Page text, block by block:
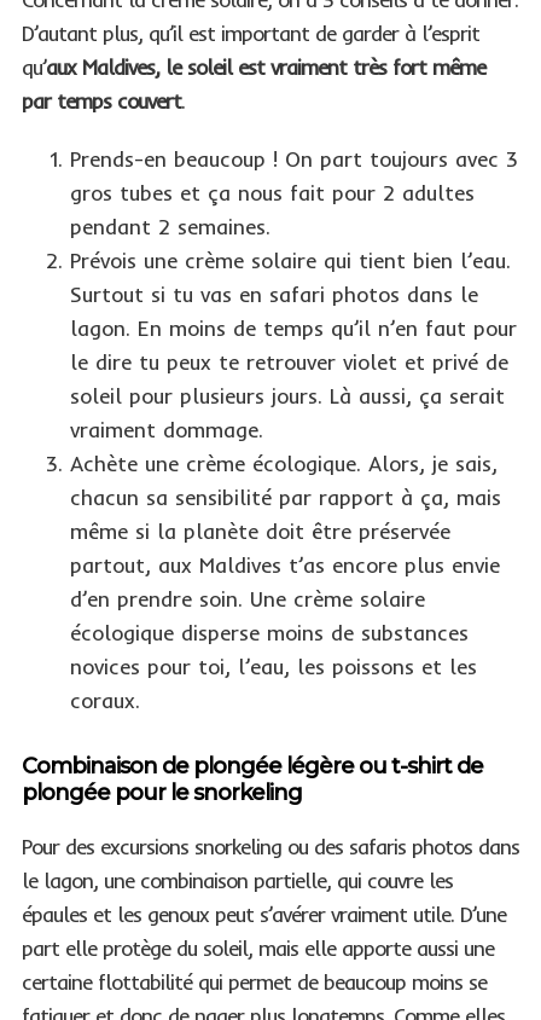
D’autant plus, qu’il est important de garder à l’esprit
qu’aux Maldives, le soleil est vraiment très fort même
par temps couvert.
Prends-en beaucoup ! On part toujours avec 3
gros tubes et ça nous fait pour 2 adultes
pendant 2 semaines.
Prévois une crème solaire qui tient bien l’eau.
Surtout si tu vas en safari photos dans le
lagon. En moins de temps qu’il n’en faut pour
le dire tu peux te retrouver violet et privé de
soleil pour plusieurs jours. Là aussi, ça serait
vraiment dommage.
Achète une crème écologique. Alors, je sais,
chacun sa sensibilité par rapport à ça, mais
même si la planète doit être préservée
partout, aux Maldives t’as encore plus envie
d’en prendre soin. Une crème solaire
écologique disperse moins de substances
novices pour toi, l’eau, les poissons et les
coraux.
Combinaison de plongée légère ou t-shirt de
plongée pour le snorkeling
Pour des excursions snorkeling ou des safaris photos dans
le lagon, une combinaison partielle, qui couvre les
épaules et les genoux peut s’avérer vraiment utile. D’une
part elle protège du soleil, mais elle apporte aussi une
certaine flottabilité qui permet de beaucoup moins se